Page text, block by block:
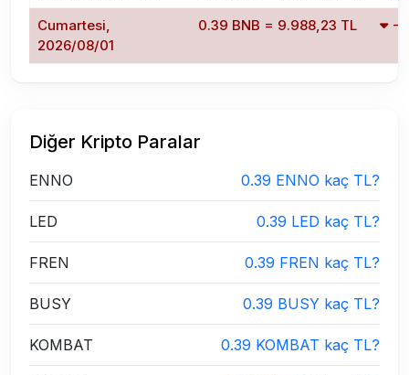
Cumartesi,
2026/08/01
0.39 BNB = 9.988,23 TL -
Diğer Kripto Paralar
ENNO 0.39 ENNO kaç TL?
LED 0.39 LED kaç TL?
FREN 0.39 FREN kaç TL?
BUSY 0.39 BUSY kaç TL?
KOMBAT 0.39 KOMBAT kaç TL?